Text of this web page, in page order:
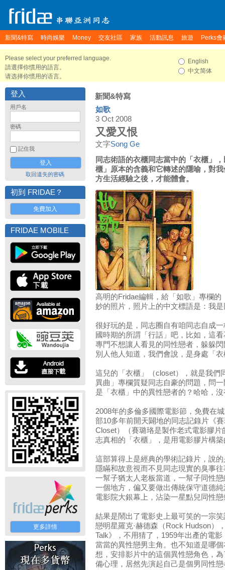
新聞&特寫 時尚娛樂 Money 交友社區 家族 活動訊息 旅遊 Perks會
Please select your preferred language.
請選擇你慣用的語言。
请选择你惯用的语言。
English
中文简体
登入
用戶名
密碼
記住我
取回遺失的密碼
初到 FRIDAE？
免費加入
FRIDAE MOBILE
更多詳情
新聞&特寫
如歌
3 Oct 2008
又愛又恨
文字Song Ge
同志術語的衣櫃同志當中的「衣櫃」
櫃」原本的含義和它轉述的隱喻，對
方生活經驗之後，才能體會。
高明的Fridae編輯，給「如歌」專欄
妙的照片，照片上的中文標語是：我
很好玩的是，同志圈自有咱同志自成
國時期的所謂「行話」吧，比如，這
專門不想讓人看見的同性戀者，躲躲
別人他人知道，我們會說，是身處「
這兒的「衣櫃」（closet），就是我們
異曲」專欄質疑同志自豪的問題，問
是「衣櫃」中的異性戀者的？哈哈，
2008年的多倫多國際電影節，免費在
部10多年前開天闢地的同志記錄片《
Closet）（賽璐珞是製作老式電影膠
志真相的「衣櫃」，是用電影膠片構
這部算得上是經典的學術記錄片，說
隱瞞和故意視而不見同志現實的臭事
一幫子猶太人老板當道，一幫子同性
一個地方，偏又要做出傳統保守道德
電影院大銀幕上，沾染一星點兒同性
結果是鬧出了電影史上最可笑的一宗
戀明星羅克·赫德森（Rock Hudson）
Talk》，不用猜了，1959年出產的電
當當的異性戀男主角。也不知道是哪
想，安排影片中的這個異性戀角色，
備心理，居然先演起自己是個男同性